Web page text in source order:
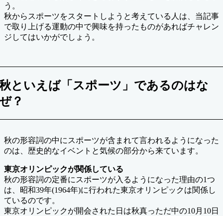
う。
秋からスポーツをスタートしようと考えている人は、当記事
で取り上げる運動の中で興味を持ったものがあればチャレン
ジしてはいかがでしょう。
といえば「スポーツ」であるのはな
？
秋の形容詞の中にスポーツが含まれて言われるようになった
のは、歴史的なイベントと気候の部分から来ています。
東京オリンピックが関係している
秋の形容詞の定番にスポーツが入るようになった理由の1つ
は、昭和39年(1964年)に行われた東京オリンピックは関係し
ているのです。
東京オリンピックが開会された日は秋真っただ中の10月10日